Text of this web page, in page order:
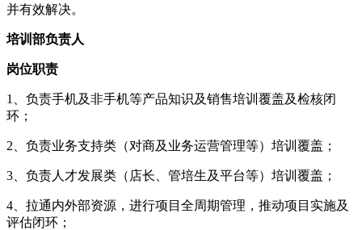
并有效解决。
培训部负责人
岗位职责
1、负责手机及非手机等产品知识及销售培训覆盖及检核闭
环；
2、负责业务支持类（对商及业务运营管理等）培训覆盖；
3、负责人才发展类（店长、管培生及平台等）培训覆盖；
4、拉通内外部资源，进行项目全周期管理，推动项目实施及
评估闭环；